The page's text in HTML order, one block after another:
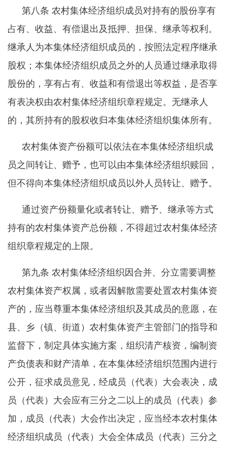
第八条 农村集体经济组织成员对持有的股份享有
占有、收益、有偿退出及抵押、担保、继承等权利。
继承人为本集体经济组织成员的，按照法定程序继承
股权；本集体经济组织成员之外的人员通过继承取得
股份的，享有占有、收益和有偿退出等权益，是否享
有表决权由农村集体经济组织章程规定。无继承人
的，其所持有的股权收归本集体经济组织集体所有。
农村集体资产份额可以依法在本集体经济组织成
员之间转让、赠予，也可以由本集体经济组织赎回，
但不得向本集体经济组织成员以外人员转让、赠予。
通过资产份额量化或者转让、赠予、继承等方式
持有的农村集体资产总份额，不得超过农村集体经济
组织章程规定的上限。
第九条 农村集体经济组织因合并、分立需要调整
农村集体资产权属，或者因解散需要处置农村集体资
产的，应当尊重本集体经济组织及其成员的意愿，在
县、乡（镇、街道）农村集体资产主管部门的指导和
监督下，制定具体实施方案，组织清产核资，编制资
产负债表和财产清单，在本集体经济组织范围内进行
公开，征求成员意见，经成员（代表）大会表决，成
员（代表）大会应有三分之二以上的成员（代表）参
加，成员（代表）大会作出决定，应当经本农村集体
经济组织成员（代表）大会全体成员（代表）三分之